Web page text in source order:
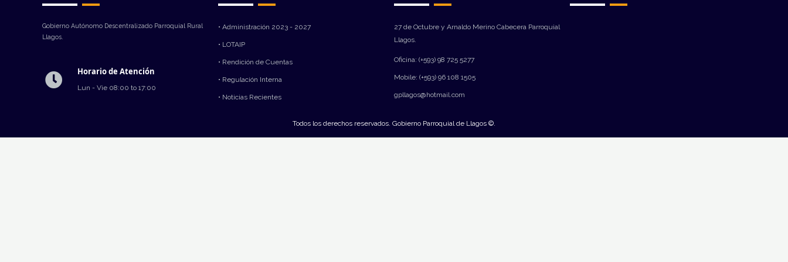
Gobierno Autónomo Descentralizado Parroquial Rural
Llagos.
Horario de Atención
Lun - Vie 08:00 to 17:00
• Administración 2023 - 2027
• LOTAIP
• Rendición de Cuentas
• Regulación Interna
• Noticias Recientes
27 de Octubre y Arnaldo Merino Cabecera Parroquial
Llagos.
Oficina: (+593) 98 725 5277
Mobile: (+593) 96 108 1505
gpllagos@hotmail.com
Todos los derechos reservados. Gobierno Parroquial de Llagos ©.